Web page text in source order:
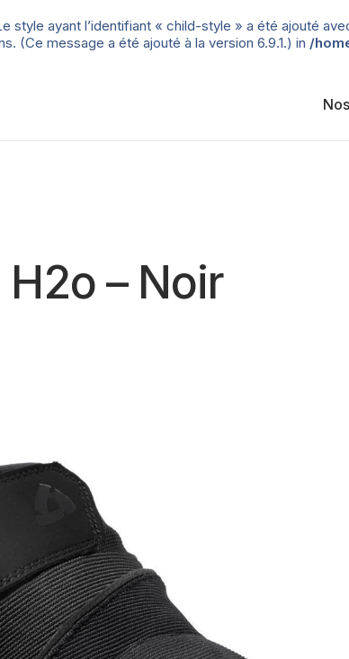
style ayant l’identifiant « child-style » a été ajouté
(Ce message a été ajouté à la version 6.9.1.) in /
– Noir